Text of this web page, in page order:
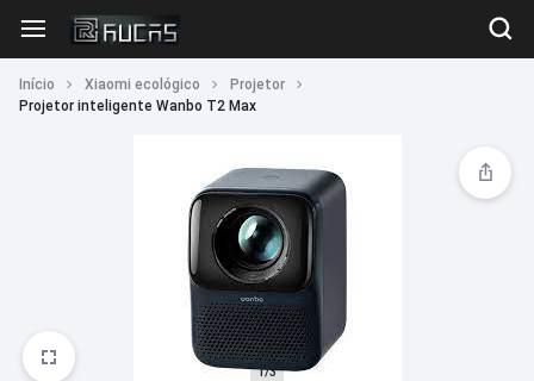
Início Xiaomi ecológico
Projetor
Projetor inteligente Wanbo T2 Max
1/3